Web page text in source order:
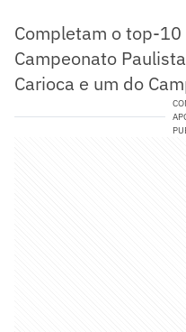
Completam o top-
Campeonato
Carioca e um do